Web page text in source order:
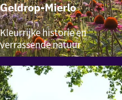
Geldrop-Mierlo
Geldrop-
Mierlo
Kleurrijke historie en
verrassende natuur